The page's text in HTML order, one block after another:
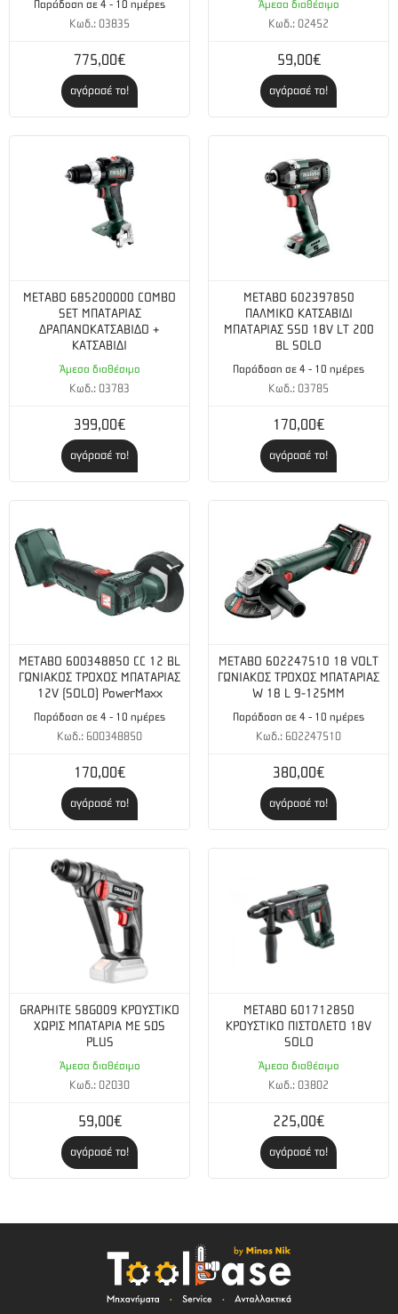
Παράδοση σε 4 - 10 ημέρες
Κωδ.: 03835
775,00€
αγόρασέ το!
Άμεσα διαθέσιμο
Κωδ.: 02452
59,00€
αγόρασέ το!
METABO 685200000 COMBO
SET ΜΠΑΤΑΡΙΑΣ
ΔΡΑΠΑΝΟΚΑΤΣΑΒΙΔΟ +
ΚΑΤΣΑΒΙΔΙ
Άμεσα διαθέσιμο
Κωδ.: 03783
399,00€
αγόρασέ το!
METABO 602397850
ΠΑΛΜΙΚΟ ΚΑΤΣΑΒΙΔΙ
ΜΠΑΤΑΡΙΑΣ SSD 18V LT 200
BL SOLO
Παράδοση σε 4 - 10 ημέρες
Κωδ.: 03785
170,00€
αγόρασέ το!
METABO 600348850 CC 12 BL
ΓΩΝΙΑΚΟΣ ΤΡΟΧΟΣ ΜΠΑΤΑΡΙΑΣ
12V (SOLO) PowerMaxx
Παράδοση σε 4 - 10 ημέρες
Κωδ.: 600348850
170,00€
αγόρασέ το!
METABO 602247510 18 VOLT
ΓΩΝΙΑΚΟΣ ΤΡΟΧΟΣ ΜΠΑΤΑΡΙΑΣ
W 18 L 9-125MM
Παράδοση σε 4 - 10 ημέρες
Κωδ.: 602247510
380,00€
αγόρασέ το!
GRAPHITE 58G009 ΚΡΟΥΣΤΙΚΟ
ΧΩΡΙΣ ΜΠΑΤΑΡΙΑ ΜΕ SDS
PLUS
Άμεσα διαθέσιμο
Κωδ.: 02030
59,00€
αγόρασέ το!
METABO 601712850
ΚΡΟΥΣΤΙΚΟ ΠΙΣΤΟΛΕΤΟ 18V
SOLO
Άμεσα διαθέσιμο
Κωδ.: 03802
225,00€
αγόρασέ το!